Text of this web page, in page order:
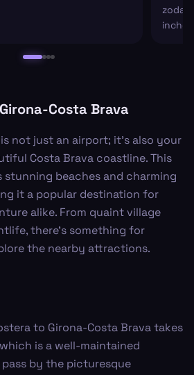
zodat
Costa Brava
not just an airport; it's also your
Costa Brava coastline. This
stunning beaches and charming
it a popular destination for
alike. From quaint village
there’s something for
the nearby attractions.
to Girona-Costa Brava takes
is a well-maintained
by the picturesque